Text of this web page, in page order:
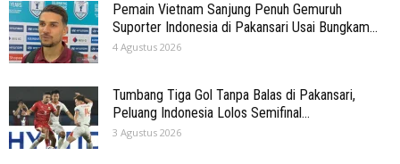
Pemain Vietnam Sanjung Penuh Gemuruh
Suporter Indonesia di Pakansari Usai Bungkam...
4 Agustus 2026
Tumbang Tiga Gol Tanpa Balas di Pakansari,
Peluang Indonesia Lolos Semifinal...
3 Agustus 2026